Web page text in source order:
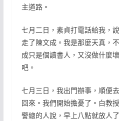
主道路。
七月二日，素貞打電話給我，
走了陳文成。我是那麼天真，
成只是個讀書人，又沒做什麼
吧。
七月三日，我出門辦事，順便
回來。我們開始擔憂了。白教
警總的人說，早上八點就放人